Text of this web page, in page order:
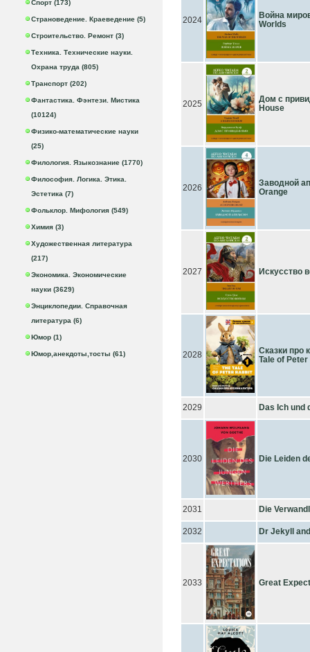
Спорт (173)
Страноведение. Краеведение (5)
Строительство. Ремонт (3)
Техника. Технические науки.
Охрана труда (805)
Транспорт (202)
Фантастика. Фэнтези. Мистика
(10124)
Физико-математические науки
(25)
Филология. Языкознание (1770)
Философия. Логика. Этика.
Эстетика (7)
Фольклор. Мифология (549)
Химия (3)
Художественная литература
(217)
Экономика. Экономические
науки (3629)
Энциклопедии. Справочная
литература (6)
Юмор (1)
Юмор,анекдоты,тосты (61)
2024
Война
Worlds
2025
Дом с
House
2026
Заводной
Orange
2027 Искусство
2028
Сказки про
Tale of
2029 Das Ich und
2030 Die Leiden
2031 Die
2032 Dr Jekyll
2033 Great